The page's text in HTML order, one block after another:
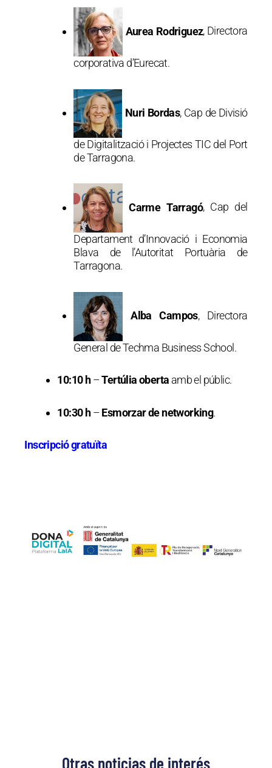
Aurea Rodriguez, Directora
corporativa d’Eurecat.
Nuri Bordas, Cap de Divisió
de Digitalització i Projectes TIC del Port
de Tarragona.
Carme Tarragó, Cap del
Departament d’Innovació i Economia
Blava de l’Autoritat Portuària de
Tarragona.
Alba Campos, Directora
General de Techma Business School.
10:10 h–Tertúlia oberta amb el públic.
10:30 h–Esmorzar de networking.
Inscripció gratuïta
Otras noticias de interés